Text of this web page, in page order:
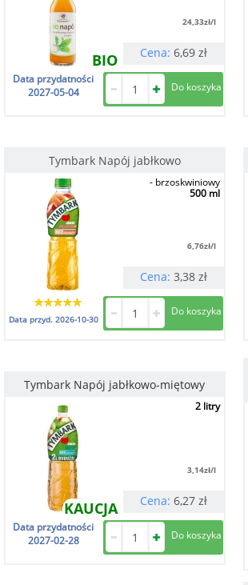
BIO
24,33zł/l
Cena: 6,69 zł
Data przydatności
2027-05-04
Tymbark Napój jabłkowo
- brzoskwiniowy
500 ml
6,76zł/l
Cena: 3,38 zł
Data przyd. 2026-10-30
Tymbark Napój jabłkowo-miętowy
KAUCJA
2 litry
3,14zł/l
Cena: 6,27 zł
Data przydatności
2027-02-28